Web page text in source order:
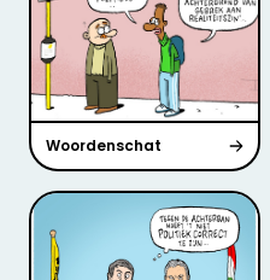
Woordenschat